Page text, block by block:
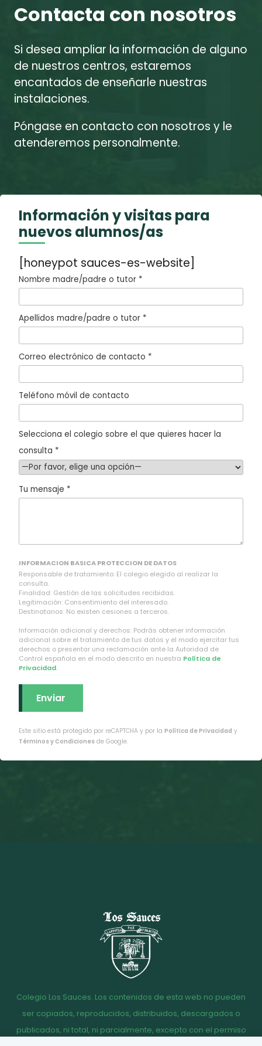
Contacta con nosotros
Si desea ampliar la información de alguno
de nuestros centros, estaremos
encantados de enseñarle nuestras
instalaciones.
Póngase en contacto con nosotros y le
atenderemos personalmente.
Información y visitas para
nuevos alumnos/as
[honeypot sauces-es-website]
Nombre madre/padre o tutor *
Apellidos madre/padre o tutor *
Correo electrónico de contacto *
Teléfono móvil de contacto
Selecciona el colegio sobre el que quieres hacer la
consulta *
Tu mensaje *
INFORMACION BASICA PROTECCION DE DATOS
Responsable de tratamiento: El colegio elegido al realizar la
consulta.
Finalidad: Gestión de las solicitudes recibidas.
Legitimación: Consentimiento del interesado.
Destinatarios: No existen cesiones a terceros.
Información adicional y derechos: Podrás obtener información
adicional sobre el tratamiento de tus datos y el modo ejercitar tus
derechos o presentar una reclamación ante la Autoridad de
Control española en el modo descrito en nuestra Política de
Privacidad.
Este sitio está protegido por reCAPTCHA y por la Política de Privacidad y
Términos y Condiciones de Google.
Colegio Los Sauces. Los contenidos de esta web no pueden
ser copiados, reproducidos, distribuidos, descargados o
publicados, ni total, ni parcialmente, excepto con el permiso